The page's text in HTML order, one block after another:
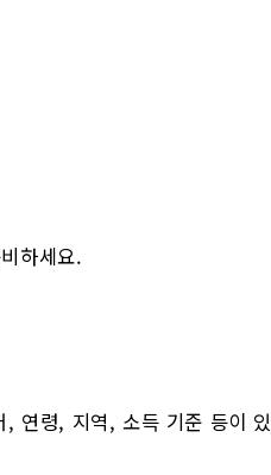
하세요.
, 연령, 지역, 소득 기준 등이 있